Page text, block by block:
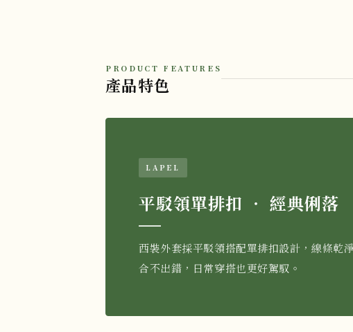
PRODUCT FEATURES
產品特色
LAPEL
平駁領單排扣 ‧ 經典俐落
西裝外套採平駁領搭配單排扣設計，線條乾
合不出錯，日常穿搭也更好駕馭。